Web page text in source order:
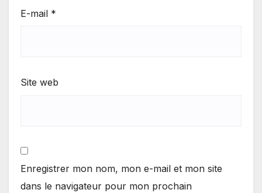
E-mail *
Site web
Enregistrer mon nom, mon e-mail et mon site
dans le navigateur pour mon prochain